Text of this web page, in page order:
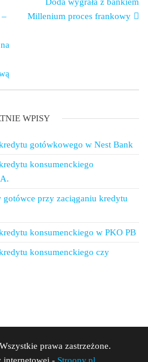
–
Millenium proces frankowy
WPISY
gotówkowego w Nest Bank
konsumenckiego
przy zaciąganiu kredytu
konsumenckiego w PKO PB
konsumenckiego czy
prawa zastrzeżone.